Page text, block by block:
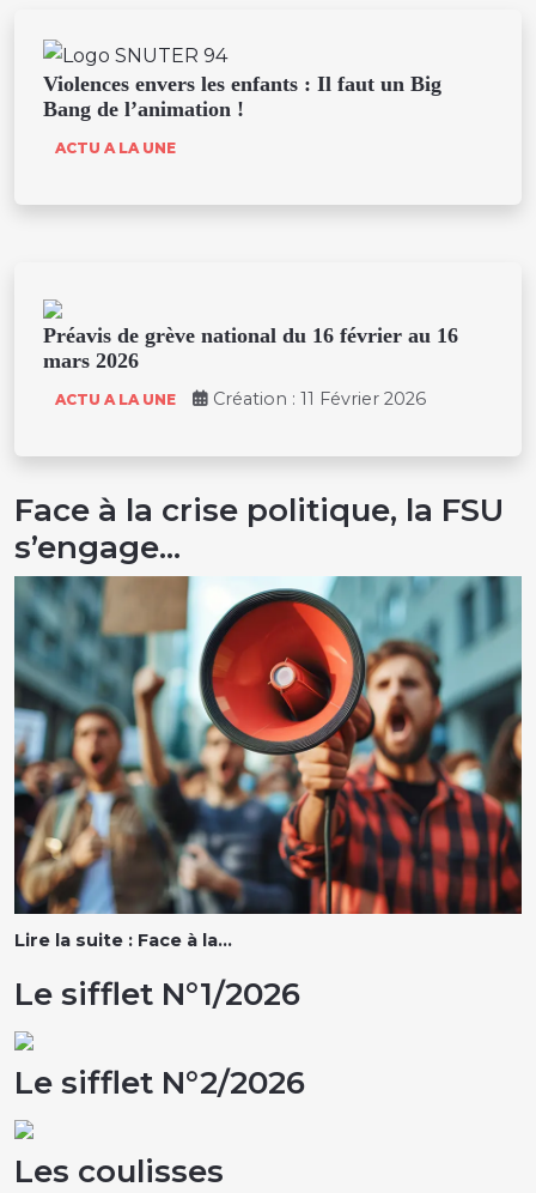
Violences envers les enfants : Il faut un Big
Bang de l’animation !
ACTU A LA UNE
Préavis de grève national du 16 février au 16
mars 2026
ACTU A LA UNE Création : 11 Février 2026
Face à la crise politique, la FSU
s’engage...
Lire la suite : Face à la...
Le sifflet N°1/2026
Le sifflet N°2/2026
Les coulisses